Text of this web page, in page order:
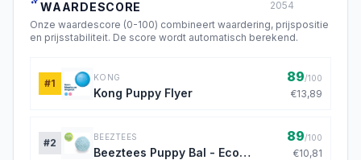
WAARDESCORE
2054
Onze waardescore (0-100) combineert waardering, prijspositie
en prijsstabiliteit. De score wordt automatisch berekend.
#1 KONG
Kong Puppy Flyer
89/100
€13,89
#2 BEEZTEES
Beeztees Puppy Bal - Eco
89/100
€10,81